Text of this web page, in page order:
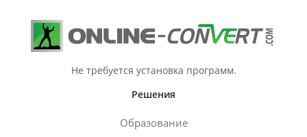
Не требуется установка программ.
Решения
Образование